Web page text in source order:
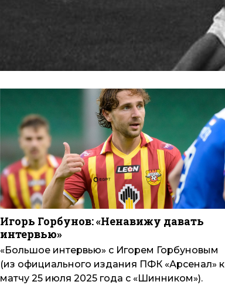
Игорь Горбунов: «Ненавижу давать
интервью»
«Большое интервью» с Игорем Горбуновым
(из официального издания ПФК «Арсенал» к
матчу 25 июля 2025 года с «Шинником»).